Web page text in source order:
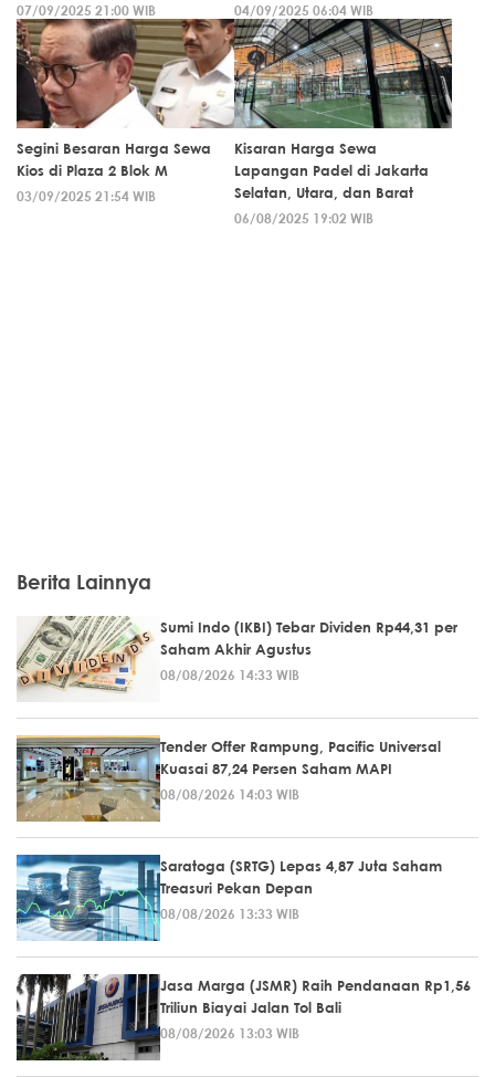
07/09/2025 21:00 WIB
04/09/2025 06:04 WIB
Segini Besaran Harga Sewa
Kios di Plaza 2 Blok M
03/09/2025 21:54 WIB
Kisaran Harga Sewa
Lapangan Padel di Jakarta
Selatan, Utara, dan Barat
06/08/2025 19:02 WIB
Berita Lainnya
Sumi Indo (IKBI) Tebar Dividen Rp44,31 per
Saham Akhir Agustus
08/08/2026 14:33 WIB
Tender Offer Rampung, Pacific Universal
Kuasai 87,24 Persen Saham MAPI
08/08/2026 14:03 WIB
Saratoga (SRTG) Lepas 4,87 Juta Saham
Treasuri Pekan Depan
08/08/2026 13:33 WIB
Jasa Marga (JSMR) Raih Pendanaan Rp1,56
Triliun Biayai Jalan Tol Bali
08/08/2026 13:03 WIB